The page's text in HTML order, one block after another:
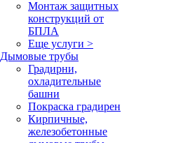
Монтаж защитных
конструкций от
БПЛА
Еще услуги >
Дымовые трубы
Градирни,
охладительные
башни
Покраска градирен
Кирпичные,
железобетонные